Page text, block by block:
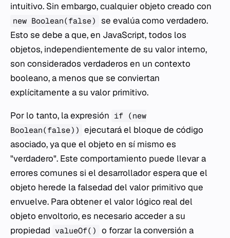
intuitivo. Sin embargo, cualquier objeto creado con
new Boolean(false) se evalúa como verdadero.
Esto se debe a que, en JavaScript, todos los
objetos, independientemente de su valor interno,
son considerados verdaderos en un contexto
booleano, a menos que se conviertan
explícitamente a su valor primitivo.
Por lo tanto, la expresión if (new
Boolean(false)) ejecutará el bloque de código
asociado, ya que el objeto en sí mismo es
"verdadero". Este comportamiento puede llevar a
errores comunes si el desarrollador espera que el
objeto herede la falsedad del valor primitivo que
envuelve. Para obtener el valor lógico real del
objeto envoltorio, es necesario acceder a su
propiedad valueOf() o forzar la conversión a